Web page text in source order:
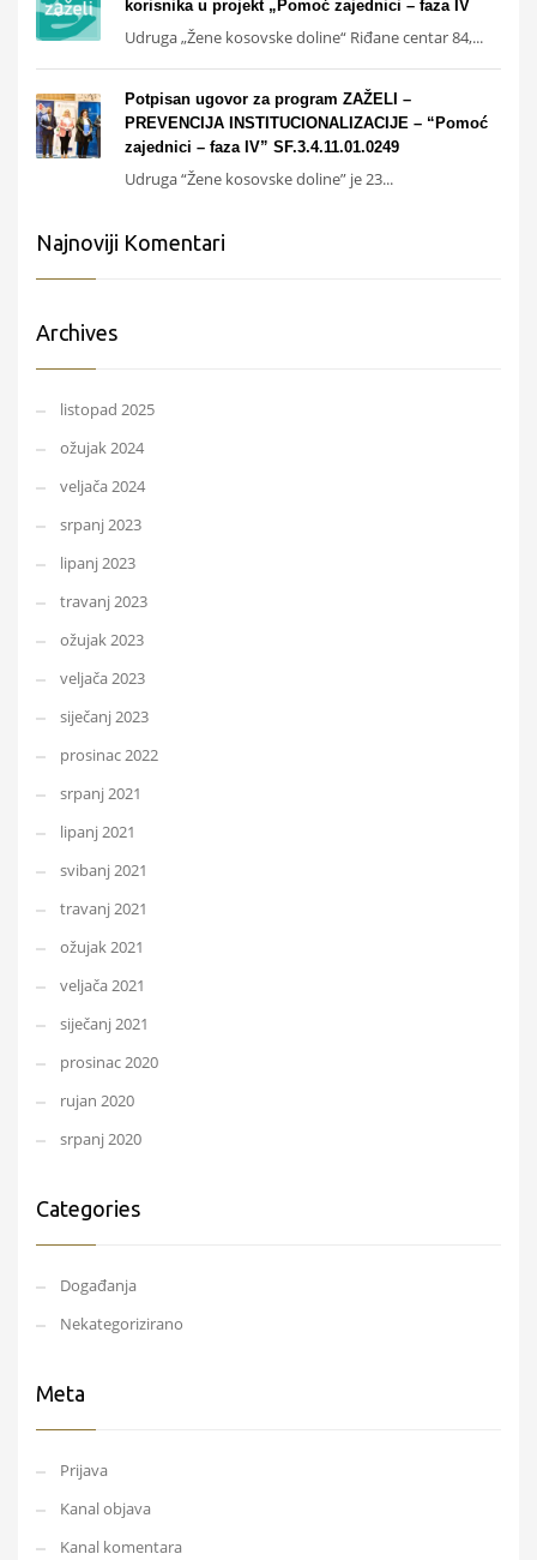
korisnika u projekt „Pomoć zajednici – faza IV
Udruga „Žene kosovske doline“ Riđane centar 84,...
Potpisan ugovor za program ZAŽELI –
PREVENCIJA INSTITUCIONALIZACIJE – “Pomoć
zajednici – faza IV” SF.3.4.11.01.0249
Udruga “Žene kosovske doline” je 23...
Najnoviji Komentari
Archives
listopad 2025
ožujak 2024
veljača 2024
srpanj 2023
lipanj 2023
travanj 2023
ožujak 2023
veljača 2023
siječanj 2023
prosinac 2022
srpanj 2021
lipanj 2021
svibanj 2021
travanj 2021
ožujak 2021
veljača 2021
siječanj 2021
prosinac 2020
rujan 2020
srpanj 2020
Categories
Događanja
Nekategorizirano
Meta
Prijava
Kanal objava
Kanal komentara